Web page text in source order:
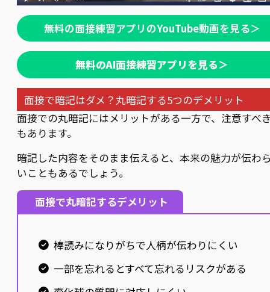
無料の面接練習アプリのYouTube動画を見る＞
無料のAI面接練習アプリを見る＞
面接で暗記はダメ？丸暗記する5つのデメリット
面接での丸暗記にはメリットがある一方で、注意すべ
もあります。
暗記した内容をそのまま伝えると、本来の魅力が伝わ
いこともあるでしょう。
面接で丸暗記するデメリット
棒読みになりがちで人柄が伝わりにくい
一部を忘れるとすべて忘れるリスクがある